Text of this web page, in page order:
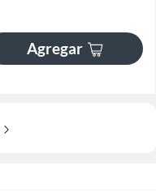
Agregar